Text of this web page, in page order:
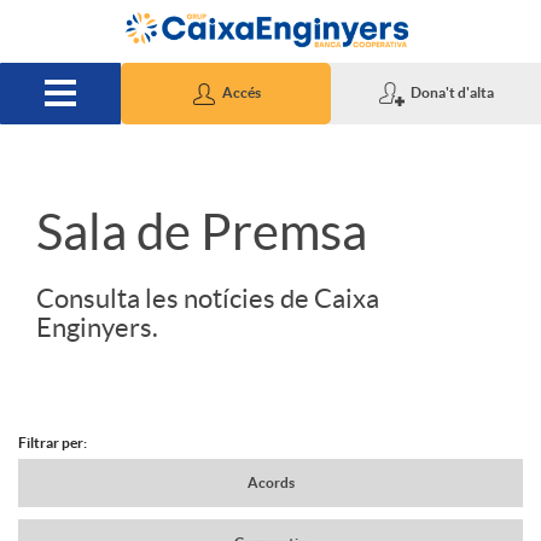
Salta al contingut principal
Accés Dona't d'alta
S
d
Sala de Premsa
Consulta les notícies de Caixa
Enginyers.
N
Filtrar per:
Acords